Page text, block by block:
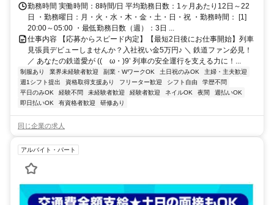
勤務時間 実働時間：8時間/日 平均勤務日数：1ヶ月あたり12日～22
日 ・勤務曜日：月・火・水・木・金・土・日・祝 ・勤務時間： [1]
20:00～05:00 ・最低勤務日数（週）：3日 ...
仕事内容 【応募からスピード内定】【最短2日後にお仕事開始】列車
見張員デビューしませんか？入社祝い金5万円♪ ＼ 鉄道ファン必見！
／ あなたの鉄道愛が ((ゝω・)9’ 列車の安全運行を支える力に！...
制服あり 業界未経験者歓迎 副業・WワークOK 土日祝のみOK
主婦・主夫歓迎
週1シフト提出
資格取得支援あり フリーター歓迎 シフト自由
学歴不問
平日のみOK
経験不問 未経験者歓迎 経験者歓迎 ネイルOK 夜間
週払いOK
即日払いOK
有資格者歓迎 研修あり
同じ企業の求人
アルバイト・パート